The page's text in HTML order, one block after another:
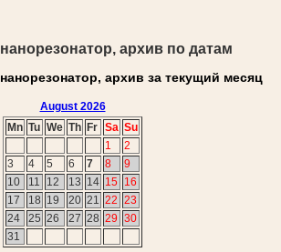
нанорезонатор, архив по датам
нанорезонатор, архив за текущий месяц
August 2026
Mn Tu We Th Fr Sa Su
1
2
3
4 5 6 7 8
9
10
11 12 13 14 15
16
17
18 19 20 21 22 23
24
25 26 27 28 29 30
31